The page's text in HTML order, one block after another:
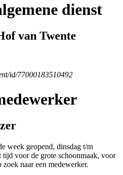
dienst
van Twente
week geopend, dinsdag t/m
voor de grote schoonmaak, voor
naar een medewerker.